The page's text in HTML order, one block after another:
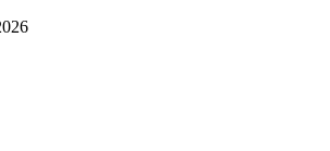
DE LA HAAC N°0134/